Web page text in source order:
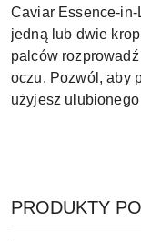
Caviar Essence-
jedną lub dwie
palców
oczu. Pozwól, aby
użyjesz
Pomiń
PRODUKTY
O
PRODUKTY